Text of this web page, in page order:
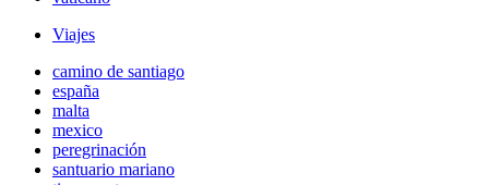
Viajes
camino de santiago
españa
malta
mexico
peregrinación
santuario mariano